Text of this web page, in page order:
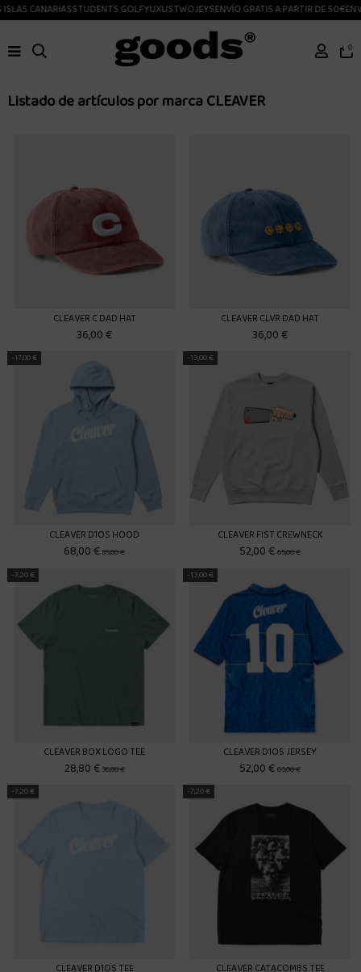
CANARIASSTUDENTS GOLFYUXUSTWOJEYSENVÍO GRATIS A PARTIR DE 50€
0
Listado de artículos por marca CLEAVER
CLEAVER C DAD HAT
36,00 €
CLEAVER CLVR DAD HAT
36,00 €
-17,00 €
CLEAVER D1OS HOOD
68,00 €85,00 €
-13,00 €
CLEAVER FIST CREWNECK
52,00 €65,00 €
-7,20 €
CLEAVER BOX LOGO TEE
28,80 €36,00 €
-13,00 €
CLEAVER D1OS JERSEY
52,00 €65,00 €
-7,20 € -7,20 €